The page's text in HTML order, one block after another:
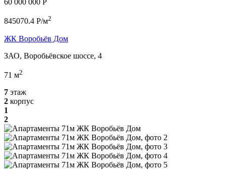
60 000 000 P
845070.4 P/м2
ЖК Воробьёв Дом
ЗАО, Воробьёвское шоссе, 4
71 м2
7 этаж
2 корпус
1
2